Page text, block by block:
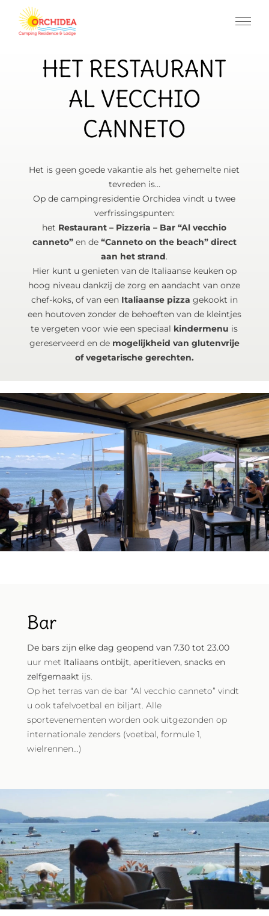
HET RESTAURANT
AL VECCHIO
CANNETO
Het is geen goede vakantie als het gehemelte niet
tevreden is…
Op de campingresidentie Orchidea vindt u twee
verfrissingspunten:
het Restaurant – Pizzeria – Bar “Al vecchio
canneto”en de “Canneto on the beach” direct
aan het strand.
Hier kunt u genieten van de Italiaanse keuken op
hoog niveau dankzij de zorg en aandacht van onze
chef-koks, of van een Italiaanse pizza gekookt in
een houtoven zonder de behoeften van de kleintjes
te vergeten voor wie een speciaal kindermenu is
gereserveerd en de mogelijkheid van glutenvrije
of vegetarische gerechten.
Bar
De bars zijn elke dag geopend van 7.30 tot 23.00
uur met Italiaans ontbijt, aperitieven, snacks en
zelfgemaakt ijs.
Op het terras van de bar “Al vecchio canneto” vindt
u ook tafelvoetbal en biljart. Alle
sportevenementen worden ook uitgezonden op
internationale zenders (voetbal, formule 1,
wielrennen…)